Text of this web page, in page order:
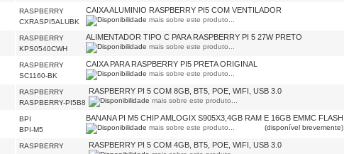
RASPBERRY
CXRASPI5ALUBK
CAIXA ALUMINIO RASPBERRY PI5 COM VENTILADOR
mais sobre este produto...
RASPBERRY
KPS0540CWH
ALIMENTADOR TIPO C PARA RASPBERRY PI 5 27W PRETO
mais sobre este produto...
RASPBERRY
SC1160-BK
CAIXA PARA RASPBERRY PI5 PRETA ORIGINAL
mais sobre este produto...
RASPBERRY
RASPBERRY-PI5B8
RASPBERRY PI 5 COM 8GB, BT5, POE, WIFI, USB 3.0
mais sobre este produto...
BPI
BPI-M5
BANANA PI M5 CHIP AMLOGIX S905X3,4GB RAM E 16GB EMMC FLASH
mais sobre este produto... (disponível brevemente)
RASPBERRY
RASPBERRY PI 5 COM 4GB, BT5, POE, WIFI, USB 3.0